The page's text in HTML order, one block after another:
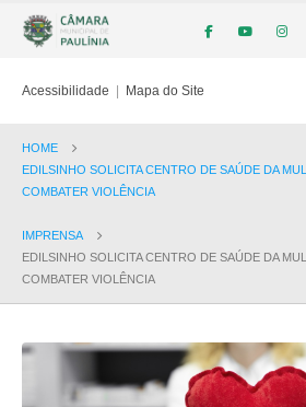
Acessibilidade | Mapa do Site
HOME
EDILSINHO SOLICITA CENTRO DE SAÚDE DA
COMBATER VIOLÊNCIA
IMPRENSA
EDILSINHO SOLICITA CENTRO DE SAÚDE DA
COMBATER VIOLÊNCIA